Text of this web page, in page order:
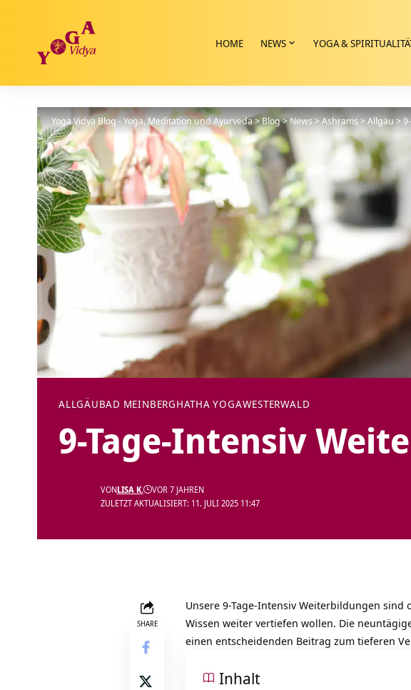
HOME NEWS YOGA &
Yoga Vidya Blog - Yoga, Meditation und Ayurveda> Blog>News>Ashrams>Allgäu>
ALLGÄUBAD MEINBERGHATHA YOGAWESTERWALD
9-Tage-Intensiv
ZULETZT AKTUALISIERT: 11. JULI 2025 11:47
VONLISA K. VOR 7 JAHREN
SHARE
Unsere 9-Tage-Intensiv Weiterbildungen
Wissen weiter vertiefen wollen. Die
einen entscheidenden Beitrag zum tieferen
Inhalt